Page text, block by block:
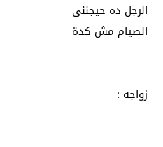
الرجل ده حيجننى
الصيام مش كدة
زواجه :